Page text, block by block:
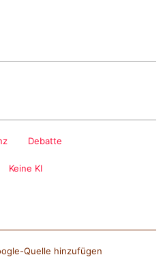
Debatte
Keine KI
Quelle hinzufügen